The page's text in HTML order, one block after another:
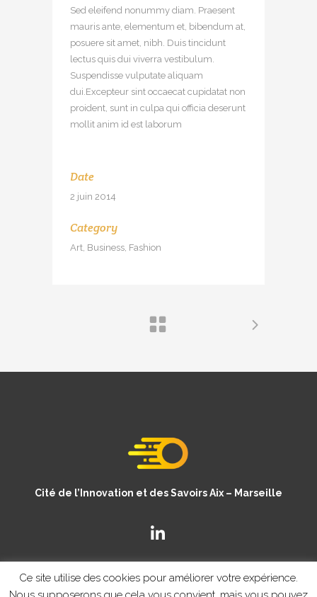
Sed eleifend nonummy diam. Praesent
mauris ante, elementum et, bibendum at,
posuere sit amet, nibh. Duis tincidunt
lectus quis dui viverra vestibulum.
Suspendisse vulputate aliquam
dui.Excepteur sint occaecat cupidatat non
proident, sunt in culpa qui officia deserunt
mollit anim id est laborum
Date
2 juin 2014
Category
Art, Business, Fashion
Cité de l’Innovation et des Savoirs Aix – Marseille
Ce site utilise des cookies pour améliorer votre expérience.